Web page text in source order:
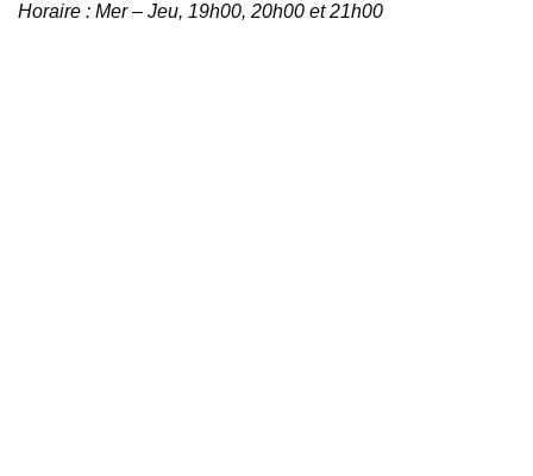
Horaire : Mer – Jeu, 19h00, 20h00 et 21h00